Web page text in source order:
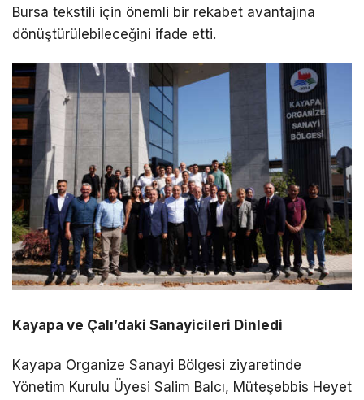
Bursa tekstili için önemli bir rekabet avantajına
dönüştürülebileceğini ifade etti.
Kayapa ve Çalı’daki Sanayicileri Dinledi
Kayapa Organize Sanayi Bölgesi ziyaretinde
Yönetim Kurulu Üyesi Salim Balcı, Müteşebbis Heyet